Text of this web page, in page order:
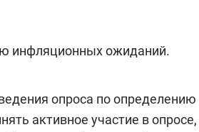
инфляционных ожиданий.
опроса по определению
активное участие в опросе,